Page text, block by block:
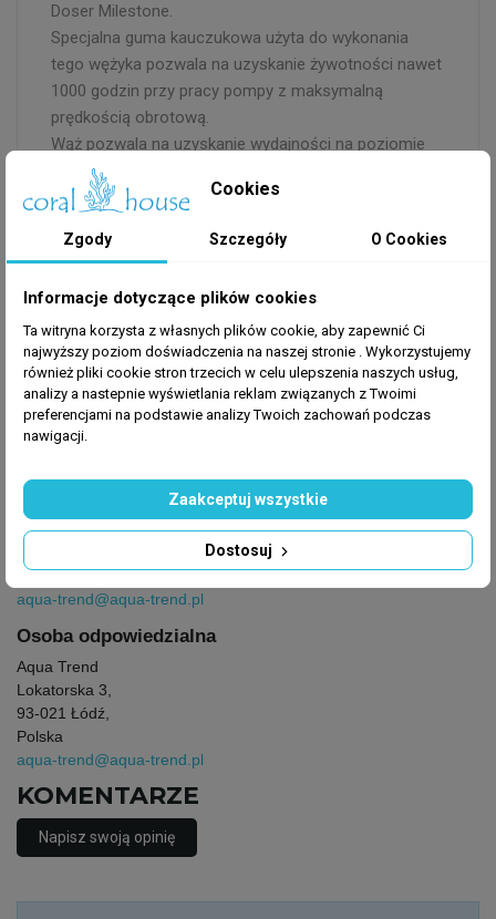
Doser Milestone.
Specjalna guma kauczukowa użyta do wykonania
tego wężyka pozwala na uzyskanie żywotności nawet
1000 godzin przy pracy pompy z maksymalną
prędkością obrotową.
Wąż pozwala na uzyskanie wydajności na poziomie
od 0 – 15ml/h
GPSR
Producent: Aqua Trend
Producent
Lokatorska 3,
Polska
aqua-trend@aqua-trend.pl
Osoba odpowiedzialna
Aqua Trend
Lokatorska 3,
93-021 Łódź,
Polska
aqua-trend@aqua-trend.pl
KOMENTARZE
Napisz swoją opinię
Cookies
Zgody Szczegóły O Cookies
Informacje dotyczące plików cookies
Ta witryna korzysta z własnych plików cookie, aby zapewnić Ci
najwyższy poziom doświadczenia na naszej stronie . Wykorzystujemy
również pliki cookie stron trzecich w celu ulepszenia naszych usług,
analizy a nastepnie wyświetlania reklam związanych z Twoimi
preferencjami na podstawie analizy Twoich zachowań podczas
nawigacji.
Dostosuj
Zaakceptuj wszystkie